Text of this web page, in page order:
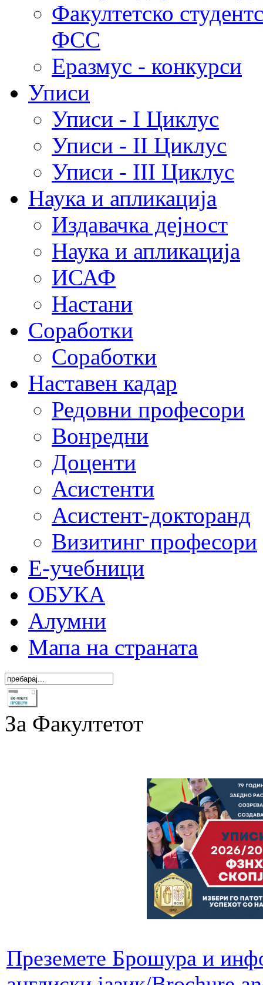
Факултетско
ФСС
Еразмус - конкурси
Уписи
Уписи - I Циклус
Уписи - II Циклус
Уписи - III Циклус
Наука и апликација
Издавачка дејност
Наука и апликација
ИСАФ
Настани
Соработки
Соработки
Наставен кадар
Редовни професори
Вонредни
Доценти
Асистенти
Асистент-докторанд
Визитинг професори
Е-учебници
ОБУКА
Алумни
Мапа на страната
За Факултетот
Преземете Брошура и